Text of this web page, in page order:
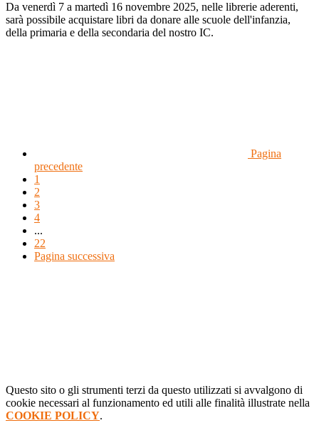
Da venerdì 7 a martedì 16 novembre 2025, nelle librerie aderenti,
sarà possibile acquistare libri da donare alle scuole dell'infanzia,
della primaria e della secondaria del nostro IC.
Pagina
precedente
1
2
3
4
...
22
Pagina successiva
Questo sito o gli strumenti terzi da questo utilizzati si avvalgono di
cookie necessari al funzionamento ed utili alle finalità illustrate nella
COOKIE POLICY.